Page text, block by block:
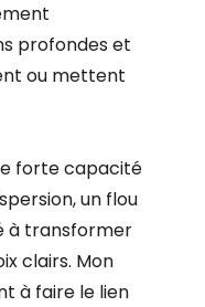
profondes et
ou mettent
forte capacité
un flou
à transformer
clairs. Mon
à faire le lien